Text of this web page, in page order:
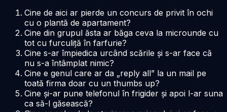
Cine de aici ar pierde un concurs de privit în ochi
cu o plantă de apartament?
Cine din grupul ăsta ar băga ceva la microunde cu
tot cu furculiță în farfurie?
Cine s-ar împiedica urcând scările și s-ar face că
nu s-a întâmplat nimic?
Cine e genul care ar da „reply all” la un mail pe
toată firma doar cu un thumbs up?
Cine și-ar pune telefonul în frigider și apoi l-ar suna
ca să-l găsească?